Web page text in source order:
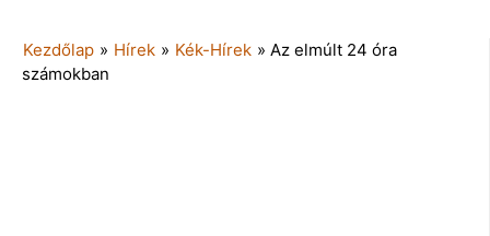
Kezdőlap » Hírek » Kék-Hírek » Az elmúlt 24 óra
számokban